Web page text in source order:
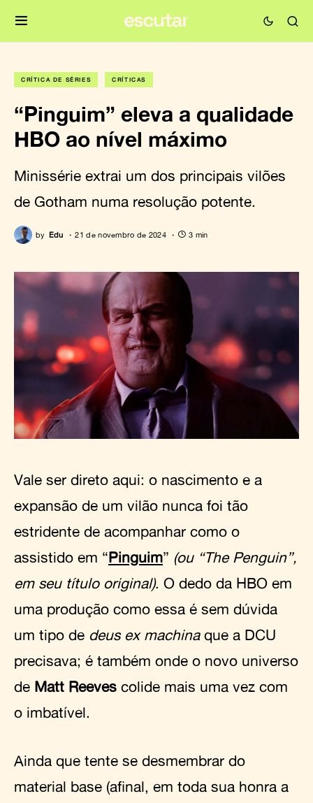
CRÍTICA DE SÉRIES CRÍTICAS
“Pinguim” eleva a qualidade
HBO ao nível máximo
Minissérie extrai um dos principais vilões
de Gotham numa resolução potente.
by Edu 21 de novembro de 2024 3 min
Vale ser direto aqui: o nascimento e a
expansão de um vilão nunca foi tão
estridente de acompanhar como o
assistido em “Pinguim” (ou “The Penguin”,
em seu título original). O dedo da HBO em
uma produção como essa é sem dúvida
um tipo de deus ex machina que a DCU
precisava; é também onde o novo universo
de Matt Reeves colide mais uma vez com
o imbatível.
Ainda que tente se desmembrar do
material base (afinal, em toda sua honra a